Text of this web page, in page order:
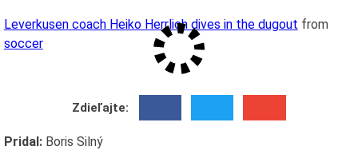
Leverkusen coach Heiko Herrlich dives in the dugout from
soccer
Zdieľajte:
Pridal: Boris Silný